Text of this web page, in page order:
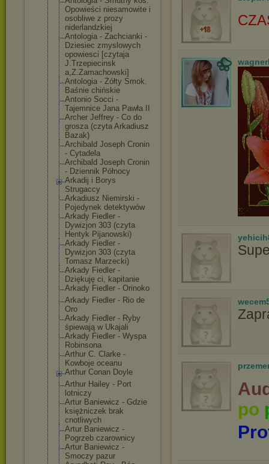
Opowieści niesamowite i
osobliwe z prozy
niderlandzkiej
Antologia - Zachcianki -
Dziesiec zmyslowych
opowiesci [czytaja
J.Trzepiecinsk
a,Z.Zamachowski]
Antologia - Żółty Smok.
Baśnie chińskie
Antonio Socci -
Tajemnice Jana Pawła II
Archer Jeffrey - Co do
grosza (czyta Arkadiusz
Bazak)
Archibald Joseph Cronin
- Cytadela
Archibald Joseph Cronin
- Dziennik Północy
Arkadij i Borys
Strugaccy
Arkadiusz Niemirski -
Pojedynek detektywów
Arkady Fiedler -
Dywizjon 303 (czyta
Hentyk Pijanowski)
Arkady Fiedler -
Dywizjon 303 (czyta
Tomasz Marzecki)
Arkady Fiedler -
Dziękuję ci, kapitanie
Arkady Fiedler - Orinoko
Arkady Fiedler - Rio de
Oro
Arkady Fiedler - Ryby
śpiewają w Ukajali
Arkady Fiedler - Wyspa
Robinsona
Arthur C. Clarke -
Kowboje oceanu
Arthur Conan Doyle
Arthur Hailey - Port
lotniczy
Artur Baniewicz - Gdzie
księżniczek brak
cnotliwych
Artur Baniewicz -
Pogrzeb czarownicy
Artur Baniewicz -
Smoczy pazur
po